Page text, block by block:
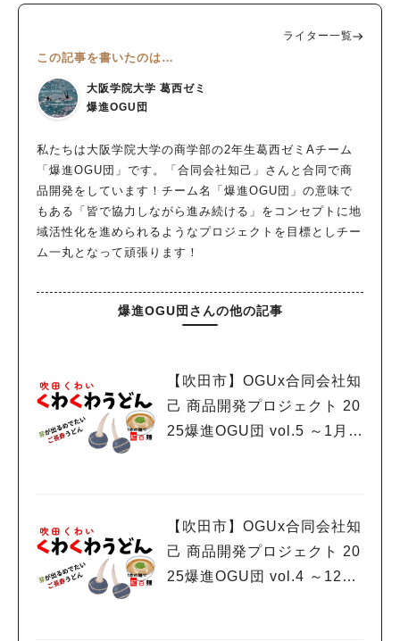
ライター一覧
この記事を書いたのは…
大阪学院大学 葛西ゼミ
爆進OGU団
私たちは大阪学院大学の商学部の2年生葛西ゼミAチーム
「爆進OGU団」です。「合同会社知己」さんと合同で商
品開発をしています！チーム名「爆進OGU団」の意味で
もある「皆で協力しながら進み続ける」をコンセプトに地
域活性化を進められるようなプロジェクトを目標としチー
ム一丸となって頑張ります！
爆進OGU団さんの他の記事
【吹田市】OGUx合同会社知
己 商品開発プロジェクト 20
25爆進OGU団 vol.5 ～1月2
【吹田市】OGUx合同会社知
己 商品開発プロジェクト 20
25爆進OGU団 vol.4 ～12月